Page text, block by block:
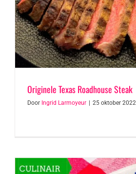
Originele Texas Roadhouse Steak
Door Ingrid Larmoyeur | 25 oktober 2022